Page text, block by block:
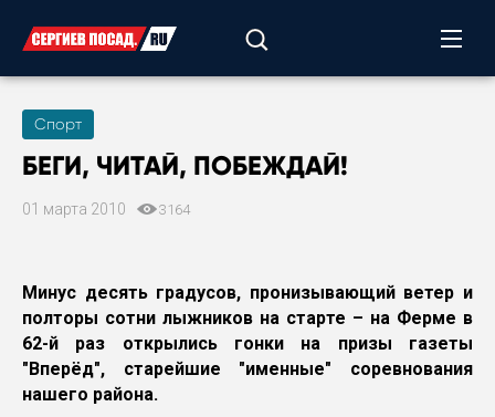
Спорт
БЕГИ, ЧИТАЙ, ПОБЕЖДАЙ!
01 марта 2010 3164
Минус десять градусов, пронизывающий ветер и
полторы сотни лыжников на старте – на Ферме в
62-й раз открылись гонки на призы газеты
"Вперёд", старейшие "именные" соревнования
нашего района.